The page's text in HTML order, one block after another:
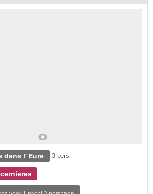
dans l' Eure 3 pers.